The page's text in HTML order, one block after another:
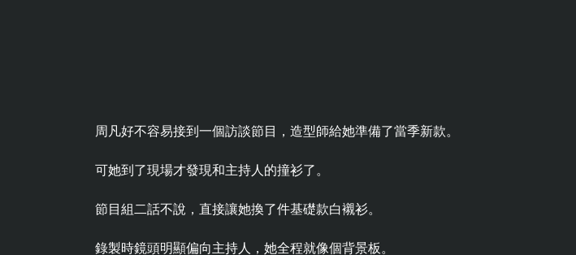
周凡好不容易接到一個訪談節目，造型師給她準備了當季新款。
可她到了現場才發現和主持人的撞衫了。
節目組二話不說，直接讓她換了件基礎款白襯衫。
錄製時鏡頭明顯偏向主持人，她全程就像個背景板。